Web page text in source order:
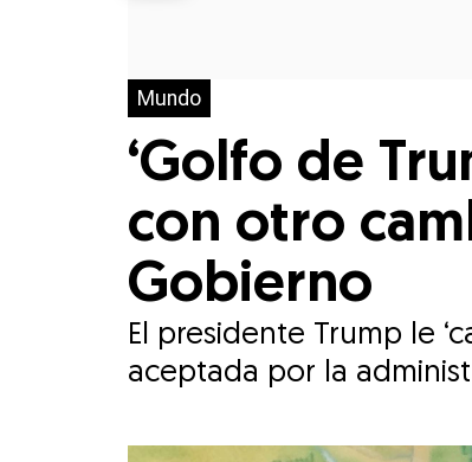
Mundo
‘Golfo de
con otro
Gobierno
El presidente Trump le
aceptada por la